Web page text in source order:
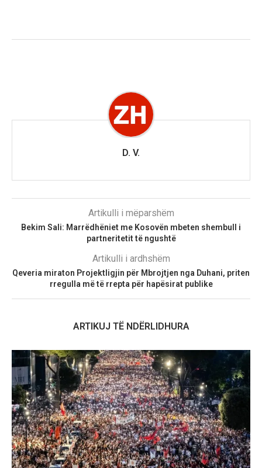
D. V.
Artikulli i mëparshëm
Bekim Sali: Marrëdhëniet me Kosovën mbeten shembull i
partneritetit të ngushtë
Artikulli i ardhshëm
Qeveria miraton Projektligjin për Mbrojtjen nga Duhani, priten
rregulla më të rrepta për hapësirat publike
ARTIKUJ TË NDËRLIDHURA